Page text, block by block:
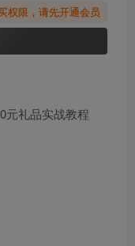
权限，请先开通会员